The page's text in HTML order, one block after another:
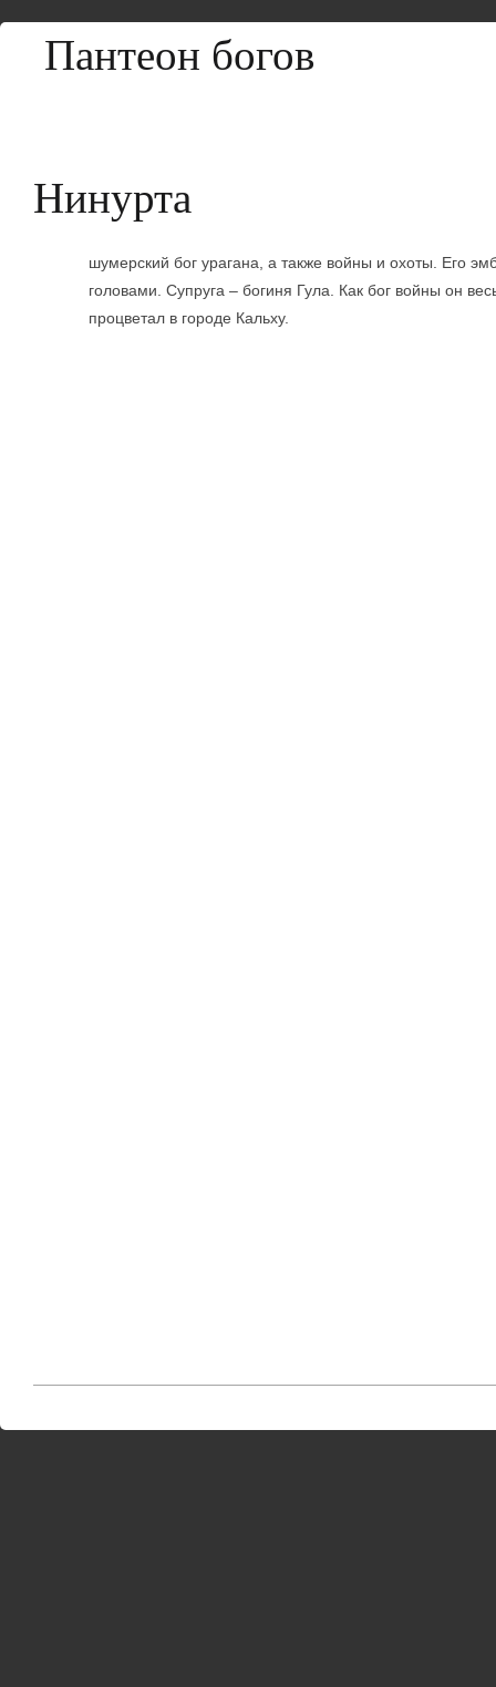
Пантеон богов
Нинурта
шумерский бог урагана, а также войны и охоты. Его
головами. Супруга – богиня Гула. Как бог войны он
процветал в городе Кальху.